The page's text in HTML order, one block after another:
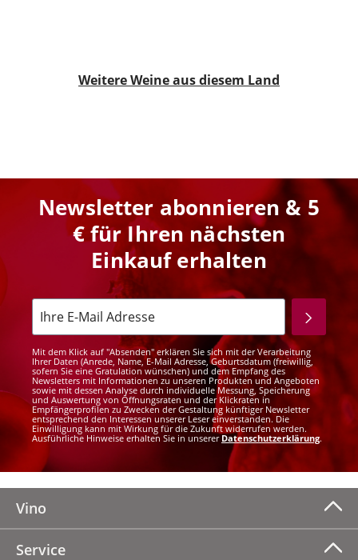
Weitere Weine aus diesem Land
Newsletter abonnieren & 5
€ für Ihren nächsten
Einkauf erhalten
Mit dem Klick auf "Absenden" erklären Sie sich mit der Verarbeitung
Ihrer Daten (Anrede, Name, E-Mail Adresse, Geburtsdatum (freiwillig,
sofern Sie eine Gratulation wünschen) und dem Empfang des
Newsletters mit Informationen zu unseren Produkten und Angeboten
sowie mit dessen Analyse durch individuelle Messung, Speicherung
und Auswertung von Öffnungsraten und der Klickraten in
Empfängerprofilen zu Zwecken der Gestaltung künftiger Newsletter
entsprechend den Interessen unserer Leser einverstanden. Die
Einwilligung kann mit Wirkung für die Zukunft widerrufen werden.
Ausführliche Hinweise erhalten Sie in unsererDatenschutzerklärung.
Vino
Service